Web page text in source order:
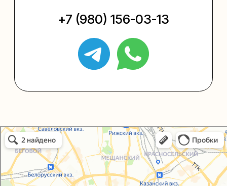
Упаковали Онлайн в Москве
Москва
© 2021-2025, ООО "УПАКОВАЛИ ОНЛАЙН"
Сайт разработалаbogachevas
help@upakovali.online
+7 (495) 005-03-13